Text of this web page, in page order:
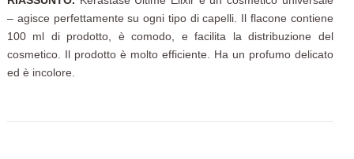
– agisce perfettamente su ogni tipo di capelli. Il flacone contiene
100 ml di prodotto, è comodo, e facilita la distribuzione del
cosmetico. Il prodotto è molto efficiente. Ha un profumo delicato
ed è incolore.